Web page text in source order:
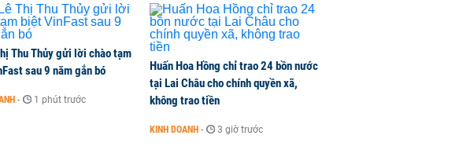
Thu Thủy gửi lời chào tạm
sau 9 năm gắn bó
- 1 phút trước
Huấn Hoa Hồng chỉ trao 24 bồn nước
tại Lai Châu cho chính quyền xã,
không trao tiền
KINH DOANH - 3 giờ trước